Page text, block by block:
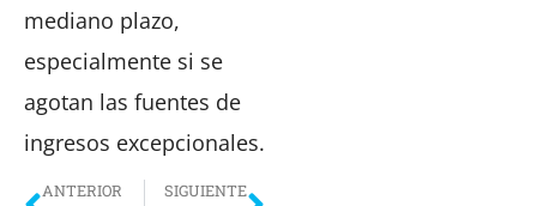
mediano plazo,
especialmente si se
agotan las fuentes de
ingresos excepcionales.
ANTERIOR SIGUIENTE